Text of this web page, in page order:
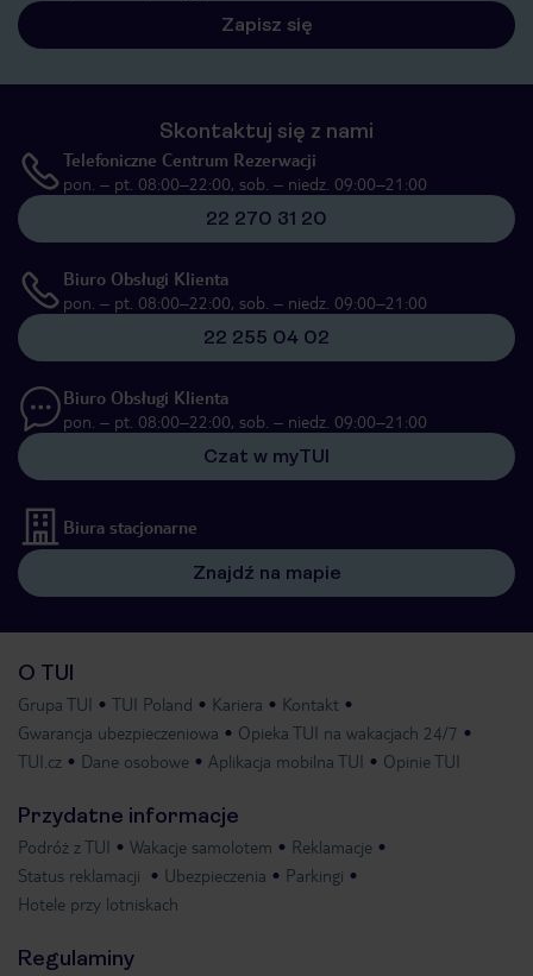
Zapisz się
Skontaktuj się z nami
Telefoniczne Centrum Rezerwacji
pon. – pt. 08:00–22:00, sob. – niedz. 09:00–21:00
22 270 31 20
Biuro Obsługi Klienta
pon. – pt. 08:00–22:00, sob. – niedz. 09:00–21:00
22 255 04 02
Biuro Obsługi Klienta
pon. – pt. 08:00–22:00, sob. – niedz. 09:00–21:00
Czat w myTUI
Biura stacjonarne
Znajdź na mapie
O TUI
Grupa TUI TUI Poland Kariera
Kontakt
Gwarancja ubezpieczeniowa
Opieka TUI na wakacjach 24/7
TUI.cz
Dane osobowe Aplikacja mobilna TUI Opinie TUI
Przydatne informacje
Podróż z TUI Wakacje samolotem
Reklamacje
Status reklamacji
Ubezpieczenia
Parkingi
Hotele przy lotniskach
Regulaminy